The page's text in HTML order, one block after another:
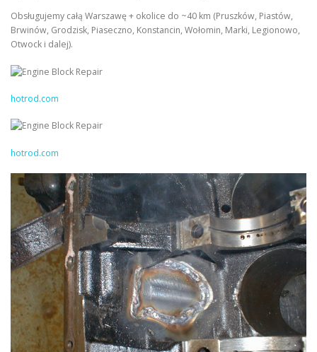
Obsługujemy całą Warszawę + okolice do ~40 km (Pruszków, Piastów,
Brwinów, Grodzisk, Piaseczno, Konstancin, Wołomin, Marki, Legionowo,
Otwock i dalej).
hotrod.com
hotrod.com